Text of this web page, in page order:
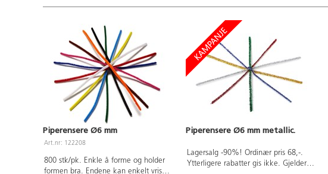
Piperensere Ø6 mm
Art.nr: 122208
800 stk/pk. Enkle å forme og holder
formen bra. Endene kan enkelt vris
Piperensere Ø6 mm metallic.
Lagersalg -90%! Ordinær pris 68,-.
Ytterligere rabatter gis ikke. Gjelder